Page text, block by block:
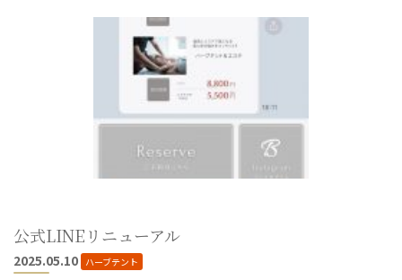
公式LINEリニューアル
2025.05.10 ハーブテント